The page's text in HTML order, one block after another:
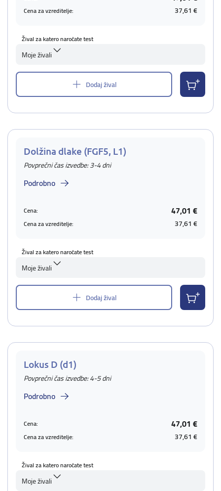
Cena za vzreditelje: 37,61 €
Žival za katero naročate test
Moje živali
Dodaj žival
Dolžina dlake (FGF5, L1)
Povprečni čas izvedbe: 3-4 dni
Podrobno
Cena: 47,01 €
Cena za vzreditelje: 37,61 €
Žival za katero naročate test
Moje živali
Dodaj žival
Lokus D (d1)
Povprečni čas izvedbe: 4-5 dni
Podrobno
Cena: 47,01 €
Cena za vzreditelje: 37,61 €
Žival za katero naročate test
Moje živali